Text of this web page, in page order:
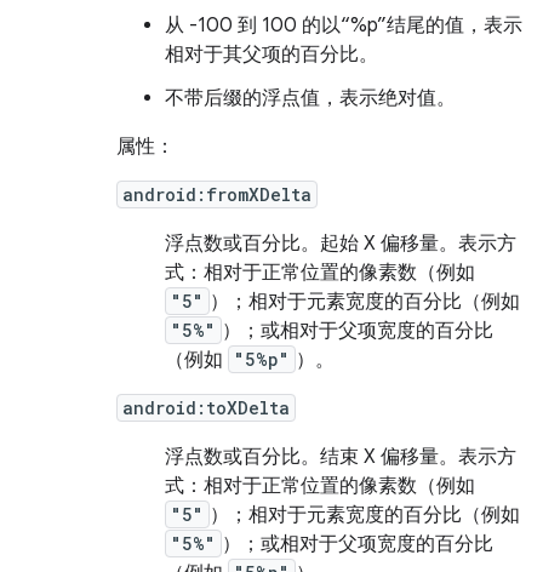
从 -100 到 100 的以“%p”结尾的值，表示
相对于其父项的百分比。
不带后缀的浮点值，表示绝对值。
属性：
android:fromXDelta
浮点数或百分比。 起始 X 偏移量。表示方
式：相对于正常位置的像素数（例如
"5" ）；相对于元素宽度的百分比（例如
"5%" ）；或相对于父项宽度的百分比
（例如
"5%p" ）。
android:toXDelta
浮点数或百分比。 结束 X 偏移量。表示方
式：相对于正常位置的像素数（例如
"5" ）；相对于元素宽度的百分比（例如
"5%" ）；或相对于父项宽度的百分比